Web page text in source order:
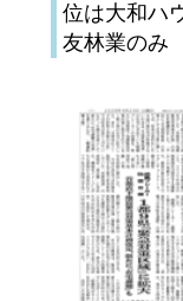
位は大和ハ
友林業のみ